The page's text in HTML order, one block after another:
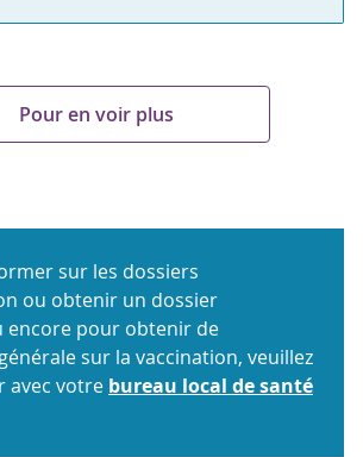
Pour en voir plus
sur les dossiers
ou obtenir un dossier
encore pour obtenir de
sur la vaccination, veuillez
avec votre bureau local de santé